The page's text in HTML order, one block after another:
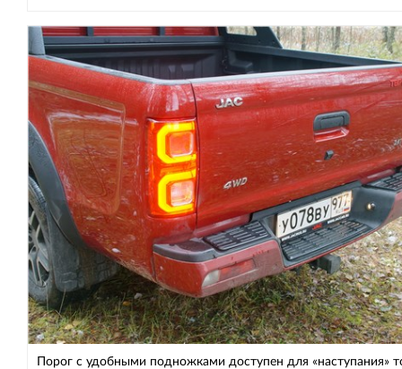
Порог с удобными подножками доступен для «наступания»